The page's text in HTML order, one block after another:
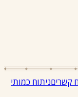
קשריםניתוח כמותי